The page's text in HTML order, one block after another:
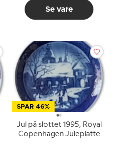
Se vare
SPAR 46%
Jul på slottet 1995, Royal
Copenhagen Juleplatte